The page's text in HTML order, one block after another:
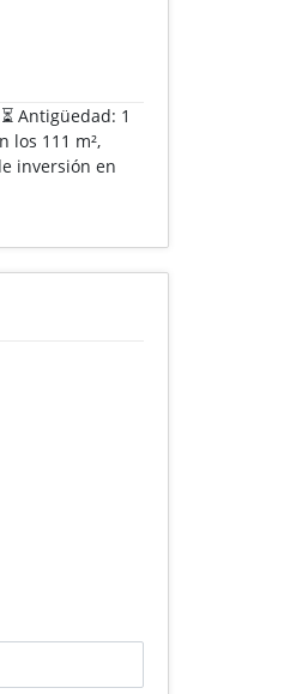
Antigüedad: 1
los 111 m²,
inversión en